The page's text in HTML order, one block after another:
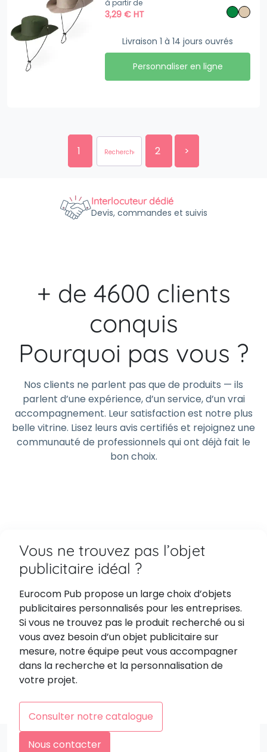
à partir de
3,29€ HT
Livraison 1 à 14 jours ouvrés
Personnaliser en ligne
1 2 >
Interlocuteur dédié
Devis, commandes et suivis
+ de 4600 clients
conquis
Pourquoi pas vous ?
Nos clients ne parlent pas que de produits — ils
parlent d’une expérience, d’un service, d’un vrai
accompagnement. Leur satisfaction est notre plus
belle vitrine. Lisez leurs avis certifiés et rejoignez une
communauté de professionnels qui ont déjà fait le
bon choix.
Vous ne trouvez pas l’objet
publicitaire idéal ?
Eurocom Pub propose un large choix d’objets
publicitaires personnalisés pour les entreprises.
Si vous ne trouvez pas le produit recherché ou si
vous avez besoin d’un objet publicitaire sur
mesure, notre équipe peut vous accompagner
dans la recherche et la personnalisation de
votre projet.
Consulter notre catalogue
Nous contacter